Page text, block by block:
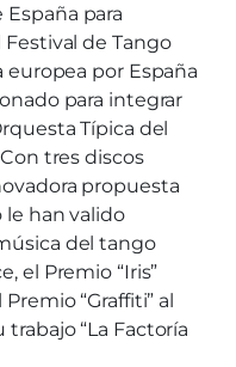
para
de Tango
europea por España
para integrar
Típica del
tres discos
propuesta
han valido
del tango
el Premio “Iris”
“Graffiti” al
“La Factoría